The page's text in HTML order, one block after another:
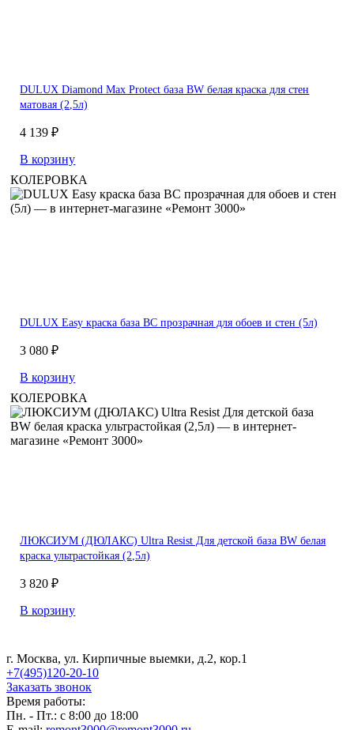
DULUX Diamond Max Protect база BW белая краска для стен
матовая (2,5л)
4 139 ₽
В корзину
КОЛЕРОВКА
DULUX Easy краска база BC прозрачная для обоев и стен (5л)
3 080 ₽
В корзину
КОЛЕРОВКА
ЛЮКСИУМ (ДЮЛАКС) Ultra Resist Для детской база BW белая
краска ультрастойкая (2,5л)
3 820 ₽
В корзину
г. Москва, ул. Кирпичные выемки, д.2, кор.1
+7(495)120-20-10
Заказать звонок
Время работы:
Пн. - Пт.: с 8:00 до 18:00